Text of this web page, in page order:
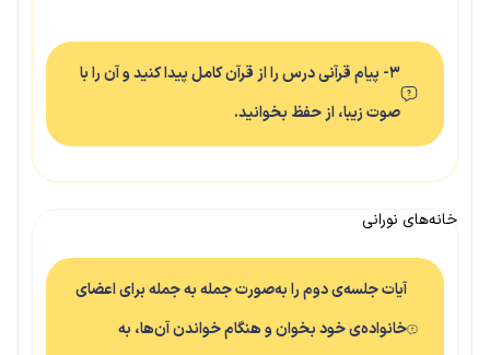
۳- پیام قرآنی درس را از قرآن کامل پیدا کنید و آن را با
صوت زیبا، از حفظ بخوانید.
خانه‌های نورانی
آیات جلسه‌ی دوم را به‌صورت جمله به جمله برای اعضای
خانواده‌ی خود بخوان و هنگام خواندن آن‌ها، به